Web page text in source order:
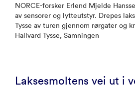
NORCE-forsker Erlend Mjelde
av sensorer og lytteutstyr. Drepes
Tysse av turen gjennom rørgater og
Hallvard Tysse, Samningen
Laksesmoltens vei ut i